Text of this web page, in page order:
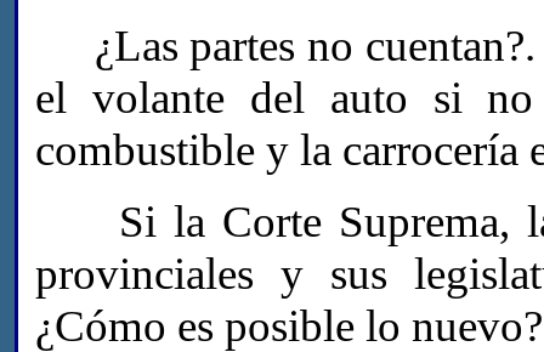
¿Las partes no cuentan?.
el volante del auto si
combustible y la carrocería
Si la Corte Suprema, la
provinciales y sus
¿Cómo es posible lo